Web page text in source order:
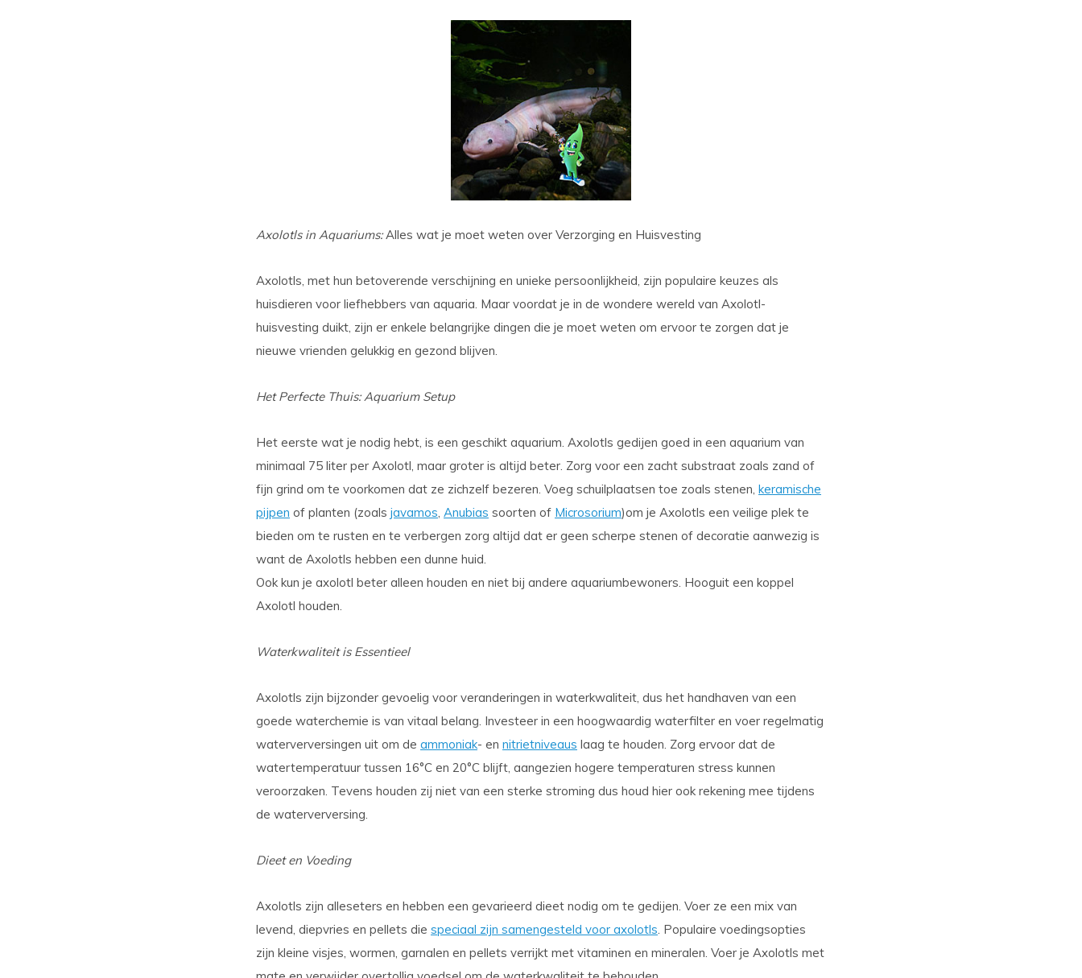
Axolotls in Aquariums:Alles wat je moet weten over Verzorging en Huisvesting
Axolotls, met hun betoverende verschijning en unieke persoonlijkheid, zijn populaire keuzes als
huisdieren voor liefhebbers van aquaria. Maar voordat je in de wondere wereld van Axolotl-
huisvesting duikt, zijn er enkele belangrijke dingen die je moet weten om ervoor te zorgen dat je
nieuwe vrienden gelukkig en gezond blijven.
Het Perfecte Thuis: Aquarium Setup
Het eerste wat je nodig hebt, is een geschikt aquarium. Axolotls gedijen goed in een aquarium van
minimaal 75 liter per Axolotl, maar groter is altijd beter. Zorg voor een zacht substraat zoals zand of
fijn grind om te voorkomen dat ze zichzelf bezeren. Voeg schuilplaatsen toe zoals stenen, keramische
pijpen of planten (zoals javamos, Anubias soorten of Microsorium)om je Axolotls een veilige plek te
bieden om te rusten en te verbergen zorg altijd dat er geen scherpe stenen of decoratie aanwezig is
want de Axolotls hebben een dunne huid.
Ook kun je axolotl beter alleen houden en niet bij andere aquariumbewoners. Hooguit een koppel
Axolotl houden.
Waterkwaliteit is Essentieel
Axolotls zijn bijzonder gevoelig voor veranderingen in waterkwaliteit, dus het handhaven van een
goede waterchemie is van vitaal belang. Investeer in een hoogwaardig waterfilter en voer regelmatig
waterverversingen uit om de ammoniak- en nitrietniveaus laag te houden. Zorg ervoor dat de
watertemperatuur tussen 16°C en 20°C blijft, aangezien hogere temperaturen stress kunnen
veroorzaken. Tevens houden zij niet van een sterke stroming dus houd hier ook rekening mee tijdens
de waterverversing.
Dieet en Voeding
Axolotls zijn alleseters en hebben een gevarieerd dieet nodig om te gedijen. Voer ze een mix van
levend, diepvries en pellets die speciaal zijn samengesteld voor axolotls. Populaire voedingsopties
zijn kleine visjes, wormen, garnalen en pellets verrijkt met vitaminen en mineralen. Voer je Axolotls met